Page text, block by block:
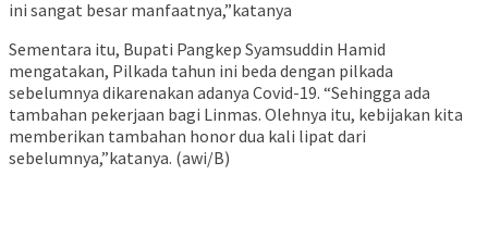
ini sangat besar manfaatnya,”katanya
Sementara itu, Bupati Pangkep Syamsuddin Hamid
mengatakan, Pilkada tahun ini beda dengan pilkada
sebelumnya dikarenakan adanya Covid-19. “Sehingga ada
tambahan pekerjaan bagi Linmas. Olehnya itu, kebijakan kita
memberikan tambahan honor dua kali lipat dari
sebelumnya,”katanya. (awi/B)